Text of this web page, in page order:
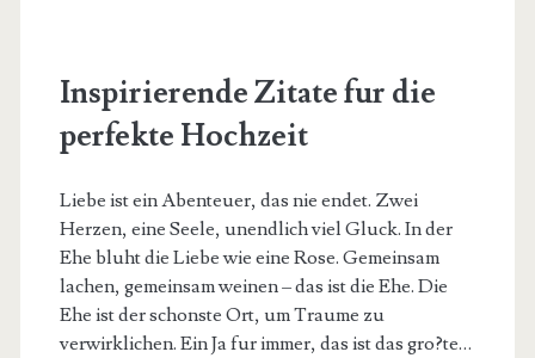
Inspirierende Zitate fur die
perfekte Hochzeit
Liebe ist ein Abenteuer, das nie endet. Zwei
Herzen, eine Seele, unendlich viel Gluck. In der
Ehe bluht die Liebe wie eine Rose. Gemeinsam
lachen, gemeinsam weinen – das ist die Ehe. Die
Ehe ist der schonste Ort, um Traume zu
verwirklichen. Ein Ja fur immer, das ist das gro?te…